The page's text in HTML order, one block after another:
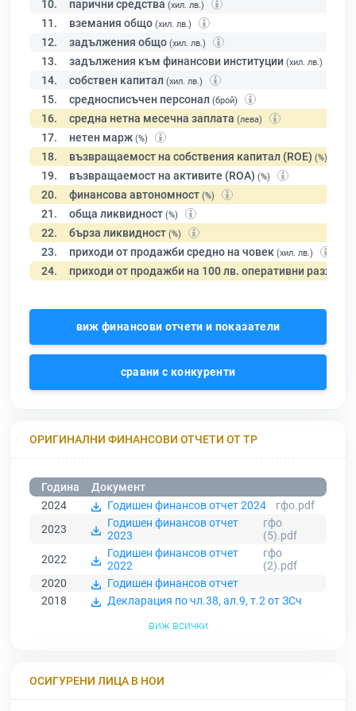
10. парични средства (хил. лв.)
11. вземания общо (хил. лв.)
12. задължения общо (хил. лв.)
13. задължения към финансови институции (хил. лв.)
14. собствен капитал (хил. лв.)
15. средносписъчен персонал (брой)
16. средна нетна месечна заплата (лева)
17. нетен марж (%)
18. възвращаемост на собствения капитал (ROE) (%)
19. възвращаемост на активите (ROA) (%)
20. финансова автономност (%)
21. обща ликвидност (%)
22. бърза ликвидност (%)
23. приходи от продажби средно на човек (хил. лв.)
24. приходи от продажби на 100 лв. оперативни разходи
виж финансови отчети и показатели
сравни с конкуренти
ОРИГИНАЛНИ ФИНАНСОВИ ОТЧЕТИ ОТ ТР
Година
Документ
2024
Годишен финансов отчет 2024
гфо.pdf
2023
Годишен финансов отчет
2023
гфо
(5).pdf
2022
Годишен финансов отчет
2022
гфо
(2).pdf
2020
Годишен финансов отчет
2018
Декларация по чл.38, ал.9, т.2 от ЗСч
виж всички
ОСИГУРЕНИ ЛИЦА В НОИ